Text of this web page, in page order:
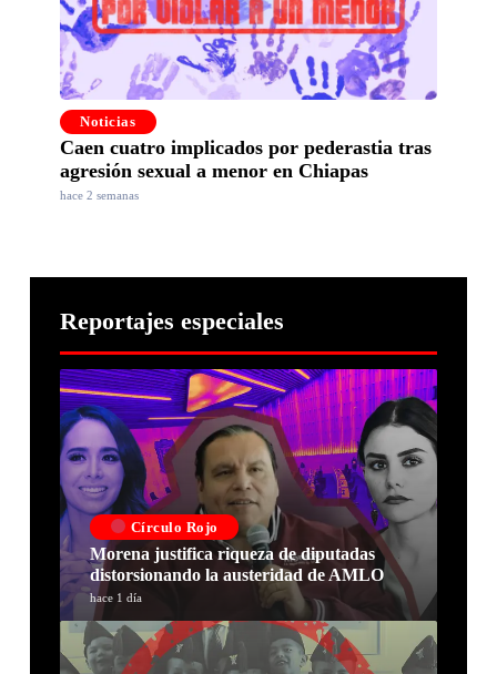
Noticias
Caen cuatro implicados por pederastia tras
agresión sexual a menor en Chiapas
hace 2 semanas
Reportajes especiales
Círculo Rojo
Morena justifica riqueza de diputadas
distorsionando la austeridad de AMLO
hace 1 día